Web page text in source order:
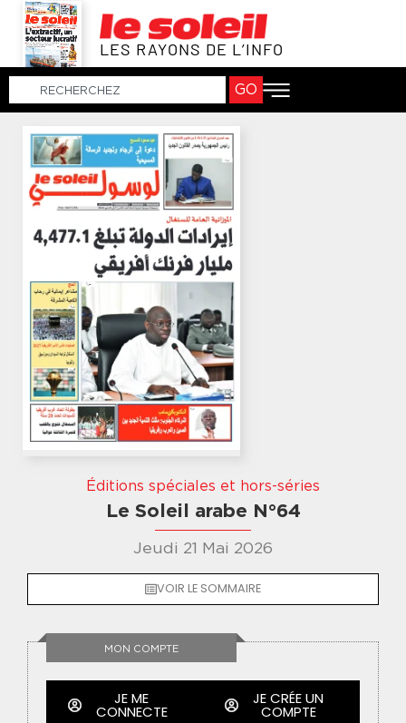
LES RAYONS DE L’INFO
GO
Éditions spéciales et hors-séries
Le Soleil arabe N°64
Jeudi 21 Mai 2026
VOIR LE SOMMAIRE
MON COMPTE
JE ME
CONNECTE
JE CRÉE UN
COMPTE